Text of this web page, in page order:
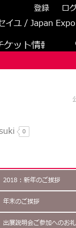
イユ / Japan
登録 ロ
ケット情報 メ
0
2018 : 新年のご挨拶
年末のご挨拶
出展説明会ご参加へのお礼